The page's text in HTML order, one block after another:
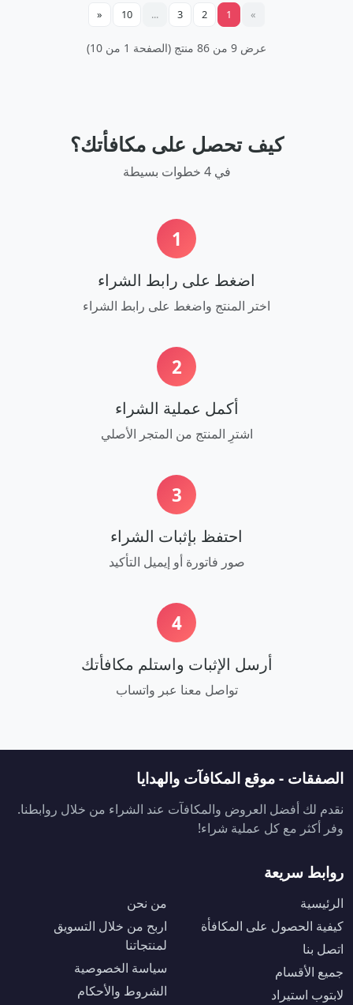
»
1
2
3
...
10
«
عرض 9 من 86 منتج (الصفحة 1 من 10)
كيف تحصل على مكافأتك؟
في 4 خطوات بسيطة
1
اضغط على رابط الشراء
اختر المنتج واضغط على رابط الشراء
2
أكمل عملية الشراء
اشترِ المنتج من المتجر الأصلي
3
احتفظ بإثبات الشراء
صور فاتورة أو إيميل التأكيد
4
أرسل الإثبات واستلم مكافأتك
تواصل معنا عبر واتساب
الصفقات - موقع المكافآت والهدايا
نقدم لك أفضل العروض والمكافآت عند الشراء من خلال روابطنا.
وفر أكثر مع كل عملية شراء!
روابط سريعة
الرئيسية
كيفية الحصول على المكافأة
اتصل بنا
جميع الأقسام
لابتوب استيراد
من نحن
اربح من خلال التسويق
لمنتجاتنا
سياسة الخصوصية
الشروط والأحكام